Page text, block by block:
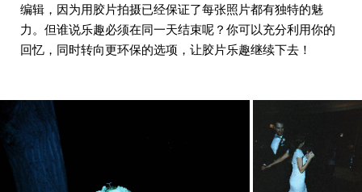
编辑，因为用胶片拍摄已经保证了每张照片都有独特的魅
力。但谁说乐趣必须在同一天结束呢？你可以充分利用你的
回忆，同时转向更环保的选项，让胶片乐趣继续下去！